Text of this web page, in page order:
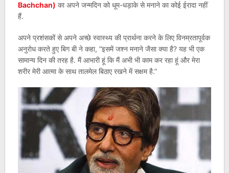
Bachchan) का अपने जन्मदिन को धूम-धड़ाके से मनाने का कोई ईरादा नहीं
हैं.
अपने प्रशंसकों से अपने अच्छे स्वास्थ्य की प्रार्थना करने के लिए विनम्रतापूर्वक
अनुरोध करते हुए बिग बी ने कहा, “इसमें जश्न मनाने जैसा क्या है? यह भी एक
सामान्य दिन की तरह है. मैं आभारी हूं कि मैं अभी भी काम कर रहा हूं और मेरा
शरीर मेरी आत्मा के साथ तालमेल बिठाए रखने में सक्षम है.”